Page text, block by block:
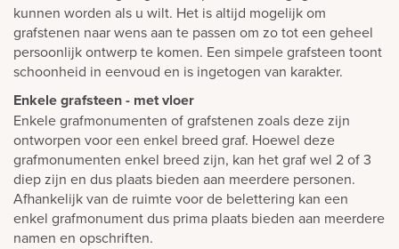
kunnen worden als u wilt. Het is altijd mogelijk om
grafstenen naar wens aan te passen om zo tot een geheel
persoonlijk ontwerp te komen. Een simpele grafsteen toont
schoonheid in eenvoud en is ingetogen van karakter.
Enkele grafsteen - met vloer
Enkele grafmonumenten of grafstenen zoals deze zijn
ontworpen voor een enkel breed graf. Hoewel deze
grafmonumenten enkel breed zijn, kan het graf wel 2 of 3
diep zijn en dus plaats bieden aan meerdere personen.
Afhankelijk van de ruimte voor de belettering kan een
enkel grafmonument dus prima plaats bieden aan meerdere
namen en opschriften.